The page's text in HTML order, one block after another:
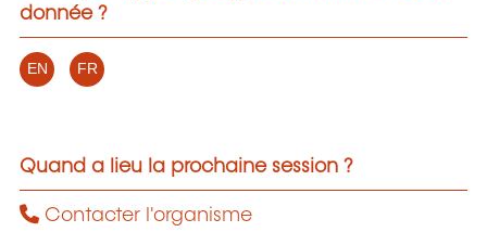
donnée ?
EN FR
Quand a lieu la prochaine session ?
Contacter l'organisme